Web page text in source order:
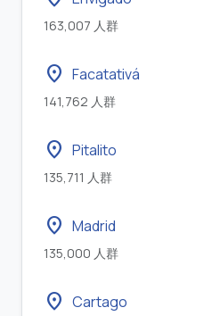
163,007 人群
location_on Facatativá
141,762 人群
location_on Pitalito
135,711 人群
location_on Madrid
135,000 人群
location_on Cartago